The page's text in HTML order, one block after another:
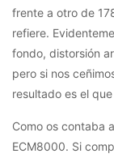
frente a otro de
refiere.
fondo, distorsión
pero si nos
resultado es el que
Como os contaba
ECM8000. Si